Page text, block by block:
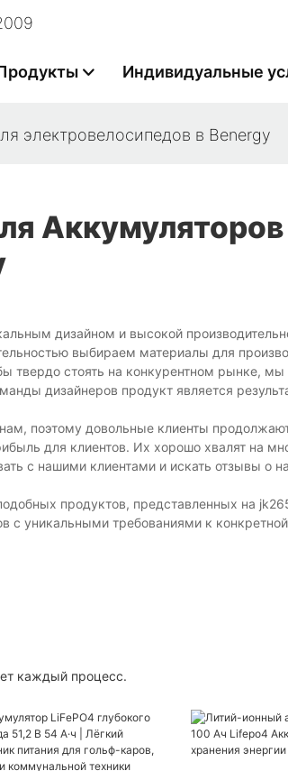
Индивидуальные
электровелосипедов в Benergy
дизайном и высокой
выбираем материалы для
твердо стоять на конкурентном рынке,
дизайнеров продукт является
поэтому довольные клиенты
для клиентов. Их хорошо хвалят на
с нашими клиентами и искать отзывы о
продуктов, представленных на
с уникальными требованиями к
каждый процесс.